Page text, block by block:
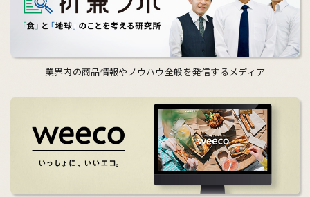
業界内の商品情報やノウハウ全般を発信するメディア